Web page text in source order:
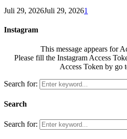
Juli 29, 2026Juli 29, 20261
Instagram
This message appears for
Please fill the Instagram Access
Access Token by go
Search for:
Search
Search for: